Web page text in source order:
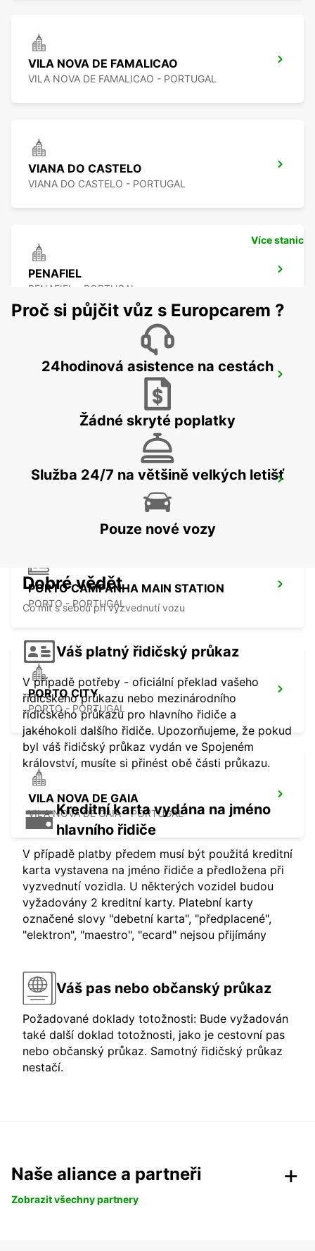
VILA NOVA DE FAMALICAO
VILA NOVA DE FAMALICAO - PORTUGAL
VIANA DO CASTELO
VIANA DO CASTELO - PORTUGAL
PENAFIEL
PENAFIEL - PORTUGAL
PORTO MAIA SUPERSITE
OPORTO LETIŠTE
PORTO CAMPANHA MAIN STATION
PORTO - PORTUGAL
PORTO CITY
PORTO - PORTUGAL
VILA NOVA DE GAIA
VILA NOVA DE GAIA - PORTUGAL
Více stanic
Proč si půjčit vůz s Europcarem ?
24hodinová asistence na cestách
Žádné skryté poplatky
Služba 24/7 na většině velkých letišť
Pouze nové vozy
Dobré vědět
Co mít s sebou při vyzvednutí vozu
Váš platný řidičský průkaz
V případě potřeby - oficiální překlad vašeho
řidičského průkazu nebo mezinárodního
řidičského průkazu pro hlavního řidiče a
jakéhokoli dalšího řidiče. Upozorňujeme, že pokud
byl váš řidičský průkaz vydán ve Spojeném
království, musíte si přinést obě části průkazu.
Kreditní karta vydána na jméno
hlavního řidiče
V případě platby předem musí být použitá kreditní
karta vystavena na jméno řidiče a předložena při
vyzvednutí vozidla. U některých vozidel budou
vyžadovány 2 kreditní karty. Platební karty
označené slovy "debetní karta", "předplacené",
"elektron", "maestro", "ecard" nejsou přijímány
Váš pas nebo občanský průkaz
Požadované doklady totožnosti: Bude vyžadován
také další doklad totožnosti, jako je cestovní pas
nebo občanský průkaz. Samotný řidičský průkaz
nestačí.
Naše aliance a partneři
Zobrazit všechny partnery